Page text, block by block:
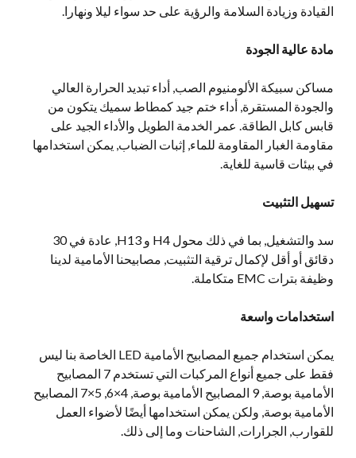
القيادة وزيادة السلامة والرؤية على حد سواء ليلا ونهارا.
مادة عالية الجودة
مساكن سبيكة الألومنيوم الصب, أداء تبديد الحرارة العالي
والجودة المستقرة, أداء ختم جيد كمطاط سميك يتكون من
قابس كابل الطاقة. عمر الخدمة الطويل والأداء الجيد على
مقاومة الغبار المقاومة للماء, إثبات الضباب, يمكن استخدامها
في بيئات قاسية للغاية.
تسهيل التثبيت
سد والتشغيل, بما في ذلك محول H4 و H13, عادة في 30
دقائق أو أقل لإكمال ترقية التثبيت, مصابيحنا الأمامية لدينا
وظيفة بترات EMC متكاملة.
استخدامات واسعة
يمكن استخدام جميع المصابيح الأمامية LED الخاصة بنا ليس
فقط على جميع أنواع المركبات التي تستخدم 7 المصابيح
الأمامية بوصة, 9 المصابيح الأمامية بوصة, 4×6, 5×7 المصابيح
الأمامية بوصة, ولكن يمكن استخدامها أيضًا لأضواء العمل
للقوارب, الجرارات, الشاحنات وما إلى ذلك.